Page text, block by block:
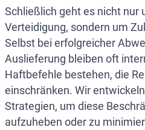
Schließlich geht es nicht nur
Verteidigung, sondern um
Selbst bei erfolgreicher
Auslieferung bleiben oft
Haftbefehle bestehen, die
einschränken. Wir
Strategien, um diese
aufzuheben oder zu